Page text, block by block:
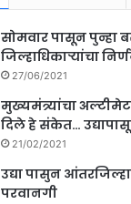
सोमवार पासून पुन्हा
जिल्हाधिकाऱ्यांचा
27/06/2021
मुख्यमंत्र्यांचा
दिले हे संकेत…
21/02/2021
उद्या पासुन
परवानगी